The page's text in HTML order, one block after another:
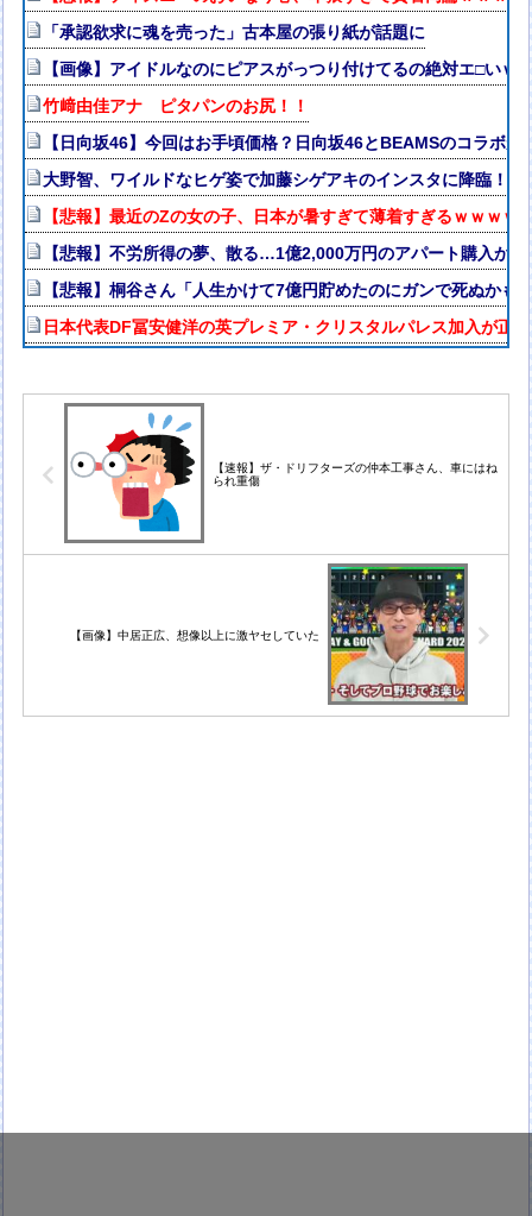
「承認欲求に魂を売った」古本屋の張り紙が話題に
【画像】アイドルなのにピアスがっつり付けてるの絶対エ□いｗ
竹﨑由佳アナ ピタパンのお尻！！
【日向坂46】今回はお手頃価格？日向坂46とBEAMSのコラボが
大野智、ワイルドなヒゲ姿で加藤シゲアキのインスタに降臨！
【悲報】最近のZの女の子、日本が暑すぎて薄着すぎるｗｗｗｗ
【悲報】不労所得の夢、散る…1億2,000万円のアパート購入か
【悲報】桐谷さん「人生かけて7億円貯めたのにガンで死ぬかも
日本代表DF冨安健洋の英プレミア・クリスタルパレス加入が正
【速報】ザ・ドリフターズの仲本工事さん、車にはね
られ重傷
【画像】中居正広、想像以上に激ヤセしていた